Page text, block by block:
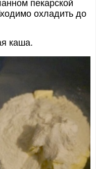
пекарской
охладить до
каша.